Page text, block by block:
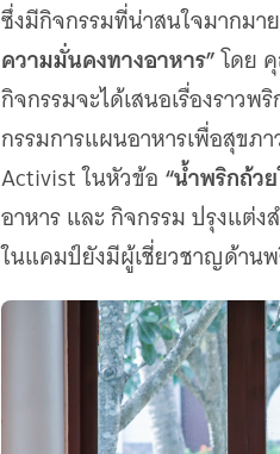
ซึ่งมีกิจกรรมที่น่าสนใจมากมา
ความมั่นคงทางอาหาร”โดย
กิจกรรมจะได้เสนอเรื่องราวพ
กรรมการแผนอาหารเพื่อสุขภ
Activist ในหัวข้อ “น้ำพริกถ้ว
อาหาร และ กิจกรรม ปรุงแต่
ในแคมป์ยังมีผู้เชี่ยวชาญด้าน